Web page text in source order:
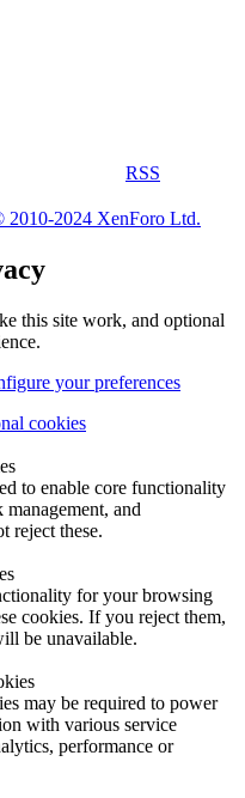
RSS
2010-2024 XenForo Ltd.
this site work, and optional
your preferences
cookies
to enable core functionality
and
reject these.
for your browsing
cookies. If you reject them,
be unavailable.
may be required to power
with various service
performance or